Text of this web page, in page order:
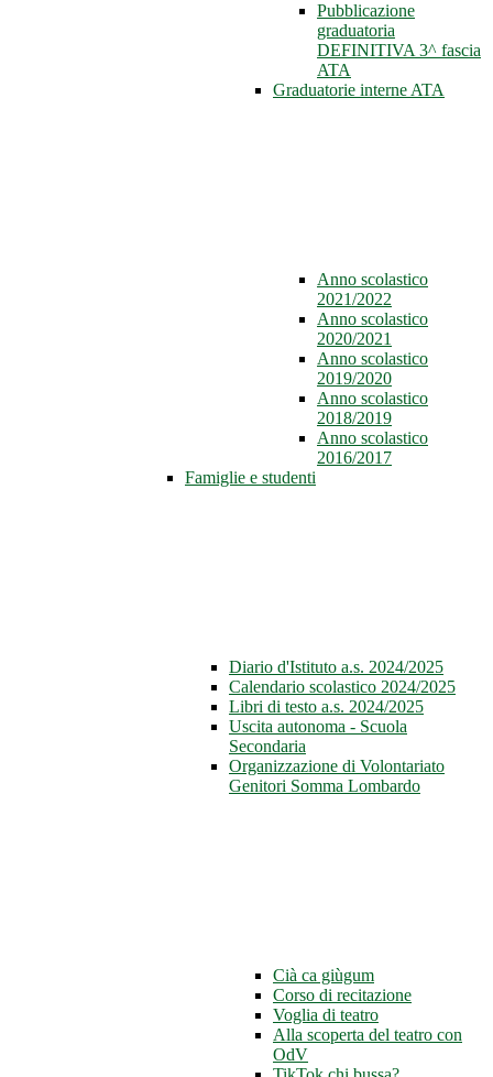
Pubblicazione
graduatoria
DEFINITIVA 3^ fascia
ATA
Graduatorie interne ATA
Anno scolastico
2021/2022
Anno scolastico
2020/2021
Anno scolastico
2019/2020
Anno scolastico
2018/2019
Anno scolastico
2016/2017
Famiglie e studenti
Diario d'Istituto a.s. 2024/2025
Calendario scolastico 2024/2025
Libri di testo a.s. 2024/2025
Uscita autonoma - Scuola
Secondaria
Organizzazione di Volontariato
Genitori Somma Lombardo
Cià ca giùgum
Corso di recitazione
Voglia di teatro
Alla scoperta del teatro con
OdV